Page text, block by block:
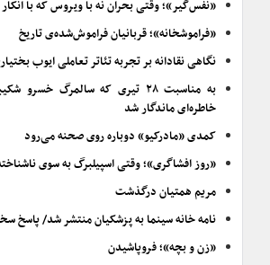
«نفس‌گیر»؛ وقتی بحران نه با ویروس که با
«فراموشخانه»؛ قربانیان فراموش‌شده‌ی تاریخ
نگاهی نقادانه بر تجربه تئاتر تعاملی ایوب
به مناسبت ۲۸ تیری که سالمرگ
خاطره‌ای ماندگار شد
کمدی «مادرکیو» دوباره روی صحنه می‌رود
«روز افشاگری»؛ وقتی اسپیلبرگ به سوی
مریم همتیان درگذشت
نامه خانه سینما به پزشکیان منتشر شد/ پاسخ
«زن و بچه»؛ فروپاشیدن